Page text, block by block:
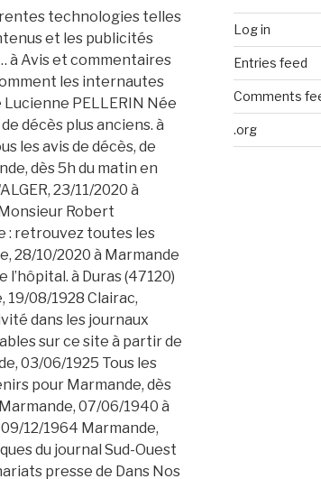
Log in
Entries feed
Comments
.org